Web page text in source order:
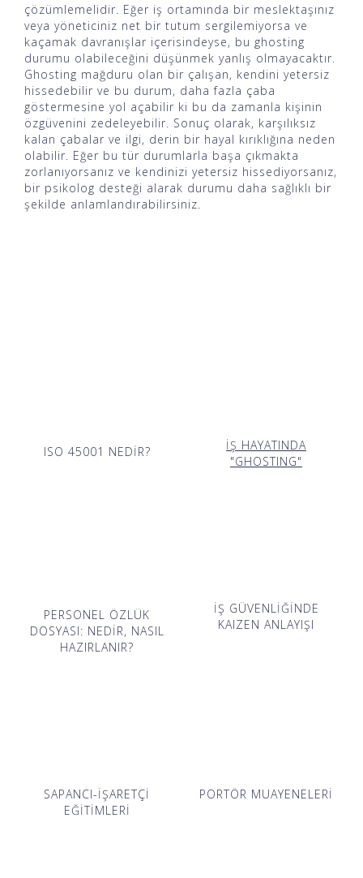
çözümlemelidir. Eğer iş ortamında bir meslektaşınız
veya yöneticiniz net bir tutum sergilemiyorsa ve
kaçamak davranışlar içerisindeyse, bu ghosting
durumu olabileceğini düşünmek yanlış olmayacaktır.
Ghosting mağduru olan bir çalışan, kendini yetersiz
hissedebilir ve bu durum, daha fazla çaba
göstermesine yol açabilir ki bu da zamanla kişinin
özgüvenini zedeleyebilir. Sonuç olarak, karşılıksız
kalan çabalar ve ilgi, derin bir hayal kırıklığına neden
olabilir. Eğer bu tür durumlarla başa çıkmakta
zorlanıyorsanız ve kendinizi yetersiz hissediyorsanız,
bir psikolog desteği alarak durumu daha sağlıklı bir
şekilde anlamlandırabilirsiniz.
ISO 45001 NEDİR?
İŞ HAYATINDA
"GHOSTING"
PERSONEL ÖZLÜK
DOSYASI: NEDİR, NASIL
HAZIRLANIR?
İŞ GÜVENLİĞİNDE
KAIZEN ANLAYIŞI
SAPANCI-İŞARETÇİ
EĞİTİMLERİ
PORTÖR MUAYENELERİ